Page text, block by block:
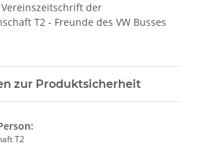
der
T2 - Freunde des VW Busses
zur Produktsicherheit
T2